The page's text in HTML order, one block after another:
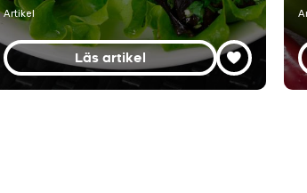
Artikel
Läs artikel